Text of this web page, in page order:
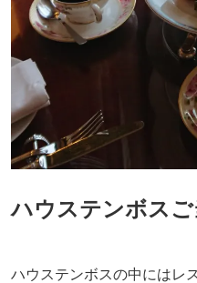
ハウステンボス
ハウステンボスの中にはレ